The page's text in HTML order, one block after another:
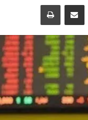
مشاركة عبر البريد طباعة